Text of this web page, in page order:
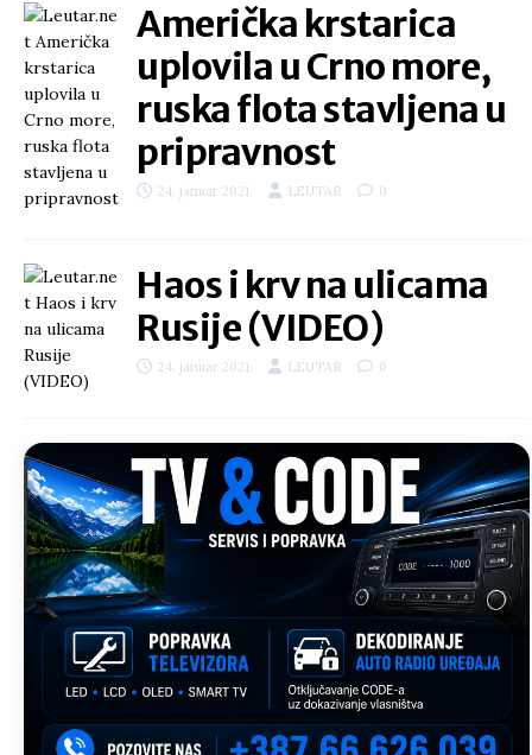
Američka krstarica
uplovila u Crno more,
ruska flota stavljena u
pripravnost
24. januar 2021. LEUTAR 0
Haos i krv na ulicama
Rusije (VIDEO)
24. januar 2021. LEUTAR 0